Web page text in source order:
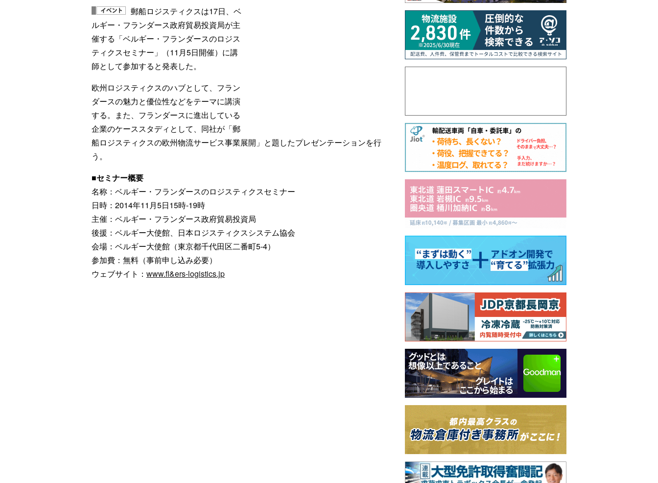
郵船ロジスティクスは17日、ベ
ルギー・フランダース政府貿易投資局が主
催する「ベルギー・フランダースのロジス
ティクスセミナー」（11月5日開催）に講
師として参加すると発表した。
欧州ロジスティクスのハブとして、フラン
ダースの魅力と優位性などをテーマに講演
する。また、フランダースに進出している
企業のケーススタディとして、同社が「郵
船ロジスティクスの欧州物流サービス事業展開」と題したプレゼンテーションを行
う。
■セミナー概要
名称：ベルギー・フランダースのロジスティクスセミナー
日時：2014年11月5日15時-19時
主催：ベルギー・フランダース政府貿易投資局
後援：ベルギー大使館、日本ロジスティクスシステム協会
会場：ベルギー大使館（東京都千代田区二番町5-4）
参加費：無料（事前申し込み必要）
ウェブサイト： www.fl&ers-logistics.jp